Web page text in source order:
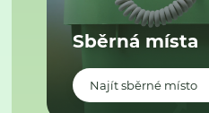
Sběrná místa
Najít sběrné místo